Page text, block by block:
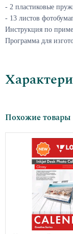
- 2 пластиковые
- 13 листов
Инструкция по
Программа для
Похожие товары